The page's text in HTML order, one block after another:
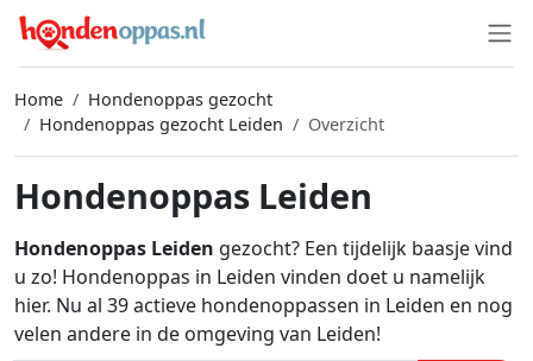
Home
Hondenoppas gezocht
Hondenoppas gezocht Leiden
Overzicht
Hondenoppas Leiden
Hondenoppas Leiden gezocht? Een tijdelijk baasje vind
u zo! Hondenoppas in Leiden vinden doet u namelijk
hier. Nu al 39 actieve hondenoppassen in Leiden en nog
velen andere in de omgeving van Leiden!